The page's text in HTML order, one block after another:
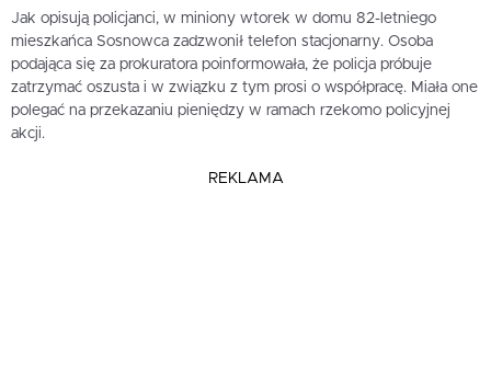
Jak opisują policjanci, w miniony wtorek w domu 82-letniego
mieszkańca Sosnowca zadzwonił telefon stacjonarny. Osoba
podająca się za prokuratora poinformowała, że policja próbuje
zatrzymać oszusta i w związku z tym prosi o współpracę. Miała one
polegać na przekazaniu pieniędzy w ramach rzekomo policyjnej
akcji.
REKLAMA